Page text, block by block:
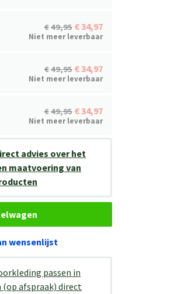
49,95 34,97
Niet meer leverbaar
49,95 34,97
Niet meer leverbaar
49,95 34,97
Niet meer leverbaar
advies over het
maatvoering van
wensenlijst
passen in
afspraak) direct